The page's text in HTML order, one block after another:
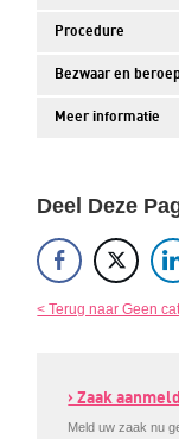
Procedure
Bezwaar en
Meer informatie
Deel Deze
< Terug naar Geen
› Zaak
Meld uw zaak nu